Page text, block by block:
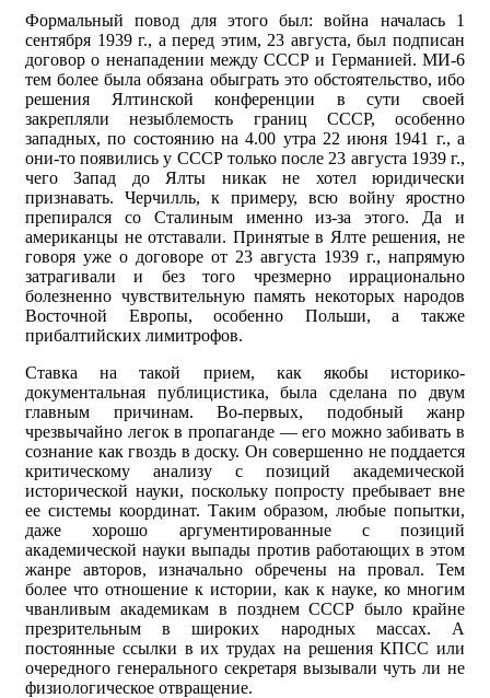
Формальный повод для этого был: война началась 1
сентября 1939 г., а перед этим, 23 августа, был подписан
договор о ненападении между СССР и Германией. МИ-6
тем более была обязана обыграть это обстоятельство, ибо
решения Ялтинской конференции в сути своей
закрепляли незыблемость границ СССР, особенно
западных, по состоянию на 4.00 утра 22 июня 1941 г., а
они-то появились у СССР только после 23 августа 1939 г.,
чего Запад до Ялты никак не хотел юридически
признавать. Черчилль, к примеру, всю войну яростно
препирался со Сталиным именно из-за этого. Да и
американцы не отставали. Принятые в Ялте решения, не
говоря уже о договоре от 23 августа 1939 г., напрямую
затрагивали и без того чрезмерно иррационально
болезненно чувствительную память некоторых народов
Восточной Европы, особенно Польши, а также
прибалтийских лимитрофов.
Ставка на такой прием, как якобы историко-
документальная публицистика, была сделана по двум
главным причинам. Во-первых, подобный жанр
чрезвычайно легок в пропаганде — его можно забивать в
сознание как гвоздь в доску. Он совершенно не поддается
критическому анализу с позиций академической
исторической науки, поскольку попросту пребывает вне
ее системы координат. Таким образом, любые попытки,
даже хорошо аргументированные с позиций
академической науки выпады против работающих в этом
жанре авторов, изначально обречены на провал. Тем
более что отношение к истории, как к науке, ко многим
чванливым академикам в позднем СССР было крайне
презрительным в широких народных массах. А
постоянные ссылки в их трудах на решения КПСС или
очередного генерального секретаря вызывали чуть ли не
физиологическое отвращение.